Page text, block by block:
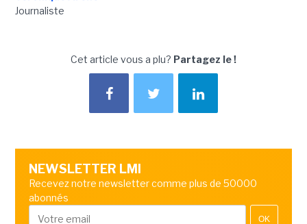
Journaliste
Cet article vous a plu? Partagez le !
NEWSLETTER LMI
Recevez notre newsletter comme plus de 50000
abonnés
OK